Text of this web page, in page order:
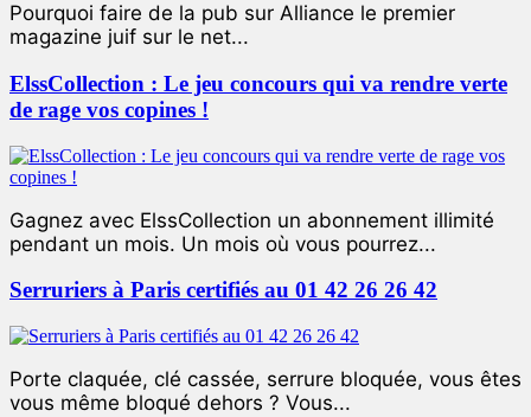
Pourquoi faire de la pub sur Alliance le premier
magazine juif sur le net...
ElssCollection : Le jeu concours qui va rendre verte
de rage vos copines !
Gagnez avec ElssCollection un abonnement illimité
pendant un mois. Un mois où vous pourrez...
Serruriers à Paris certifiés au 01 42 26 26 42
Porte claquée, clé cassée, serrure bloquée, vous êtes
vous même bloqué dehors ? Vous...